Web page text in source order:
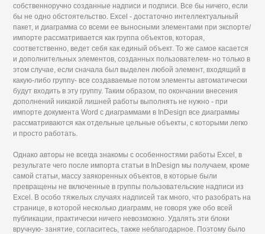
собственноручно созданные надписи и подписи. Все бы ничего, если
бы не одно обстоятельство. Excel - достаточно интеллектуальный
пакет, и диаграмма со всеми ее выносными элементами при экспорте/
импорте рассматривается как группа объектов, которая,
соответственно, ведет себя как единый объект. То же самое касается
и дополнительных элементов, созданных пользователем- но только в
этом случае, если сначала был выделен любой элемент, входящий в
какую-либо группу- все создаваемые потом элементы автоматически
будут входить в эту группу. Таким образом, по окончании внесения
дополнений никакой лишней работы выполнять не нужно - при
импорте документа Word с диаграммами в InDesign все диаграммы
рассматриваются как отдельные цельные объекты, с которыми легко
и просто работать.
Однако авторы не всегда знакомы с особенностями работы Excel, в
результате чего после импорта статьи в InDesign мы получаем, кроме
самой статьи, массу заякоренных объектов, в которые были
превращены не включенные в группы пользовательские надписи из
Excel. В особо тяжелых случаях надписей так много, что разобрать на
странице, в которой несколько диаграмм, не говоря уже обо всей
публикации, практически ничего невозможно. Удалять эти блоки
вручную- занятие, согласитесь, также неблагодарное. Поэтому было